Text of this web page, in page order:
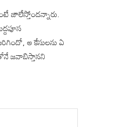
జాలేస్తోందన్నారు.
ఆ కేసులను ఏ
జవాబిస్తానని